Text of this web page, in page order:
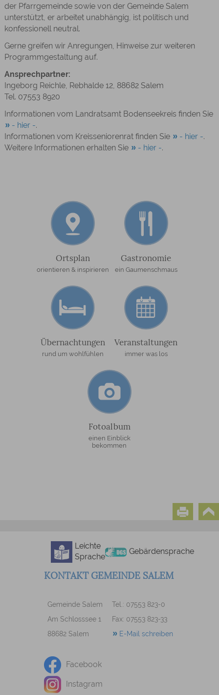
der Pfarrgemeinde sowie von der Gemeinde Salem
unterstützt, er arbeitet unabhängig, ist politisch und
konfessionell neutral.
Gerne greifen wir Anregungen, Hinweise zur weiteren
Programmgestaltung auf.
Ansprechpartner:
Ingeborg Reichle, Rebhalde 12, 88682 Salem
Tel. 07553 8920
Informationen vom Landratsamt Bodenseekreis finden Sie
- hier -.
Informationen vom Kreisseniorenrat finden Sie
- hier -.
Weitere Informationen erhalten Sie
- hier -.
Ortsplan
orientieren & inspirieren
Gastronomie
ein Gaumenschmaus
Übernachtungen
rund um wohlfühlen
Veranstaltungen
immer was los
Fotoalbum
einen Einblick
bekommen
Leichte
Sprache
Gebärdensprache
KONTAKT GEMEINDE SALEM
Gemeinde Salem
Tel.: 07553 823-0
Am Schlosssee 1
Fax: 07553 823-33
88682 Salem
E-Mail schreiben
Facebook
Instagram